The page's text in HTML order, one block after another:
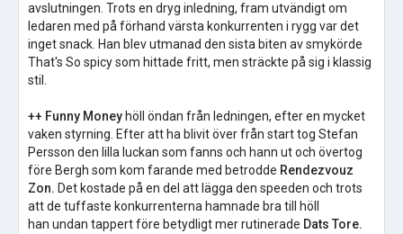
avslutningen. Trots en dryg inledning, fram utvändigt om
ledaren med på förhand värsta konkurrenten i rygg var det
inget snack. Han blev utmanad den sista biten av smykörde
That's So spicy som hittade fritt, men sträckte på sig i klassig
stil.
++ Funny Money höll öndan från ledningen, efter en mycket
vaken styrning. Efter att ha blivit över från start tog Stefan
Persson den lilla luckan som fanns och hann ut och övertog
före Bergh som kom farande med betrodde Rendezvouz
Zon. Det kostade på en del att lägga den speeden och trots
att de tuffaste konkurrenterna hamnade bra till höll
han undan tappert före betydligt mer rutinerade Dats Tore.